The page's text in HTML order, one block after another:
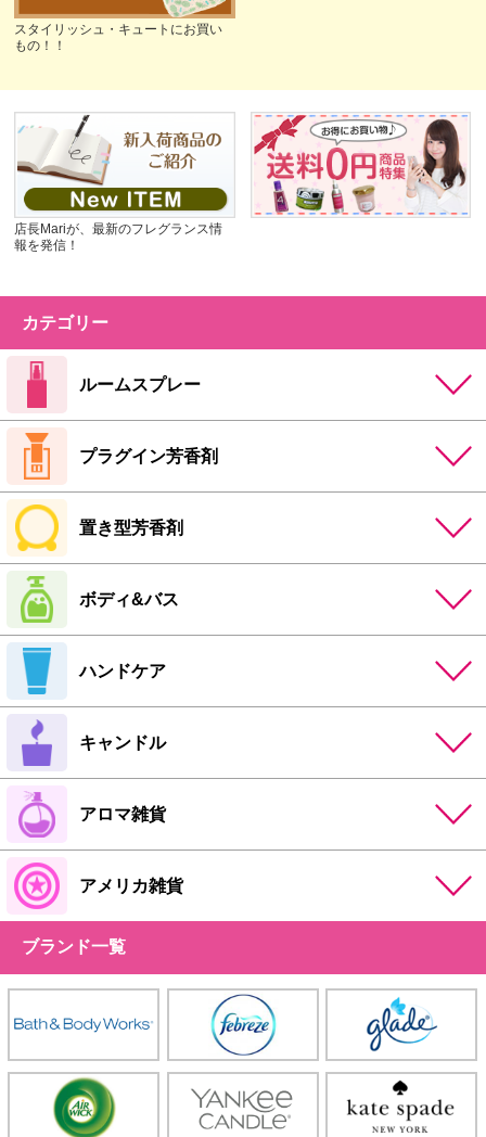
スタイリッシュ・キュートにお買い
もの！！
店長Mariが、最新のフレグランス情
報を発信！
カテゴリー
ルームスプレー
プラグイン芳香剤
置き型芳香剤
ボディ&バス
ハンドケア
キャンドル
アロマ雑貨
アメリカ雑貨
ブランド一覧